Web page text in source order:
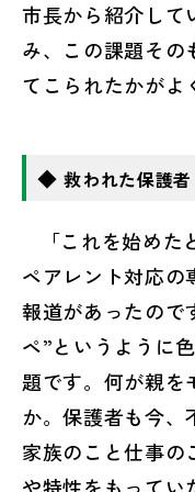
市長から紹介して
み、この課題その
てこられたかがよ
◆救われた保護者
「これを始め
ペアレント対応の
報道があったので
ペ”というように
題です。何が親を
か。保護者も今、
家族のこと仕事の